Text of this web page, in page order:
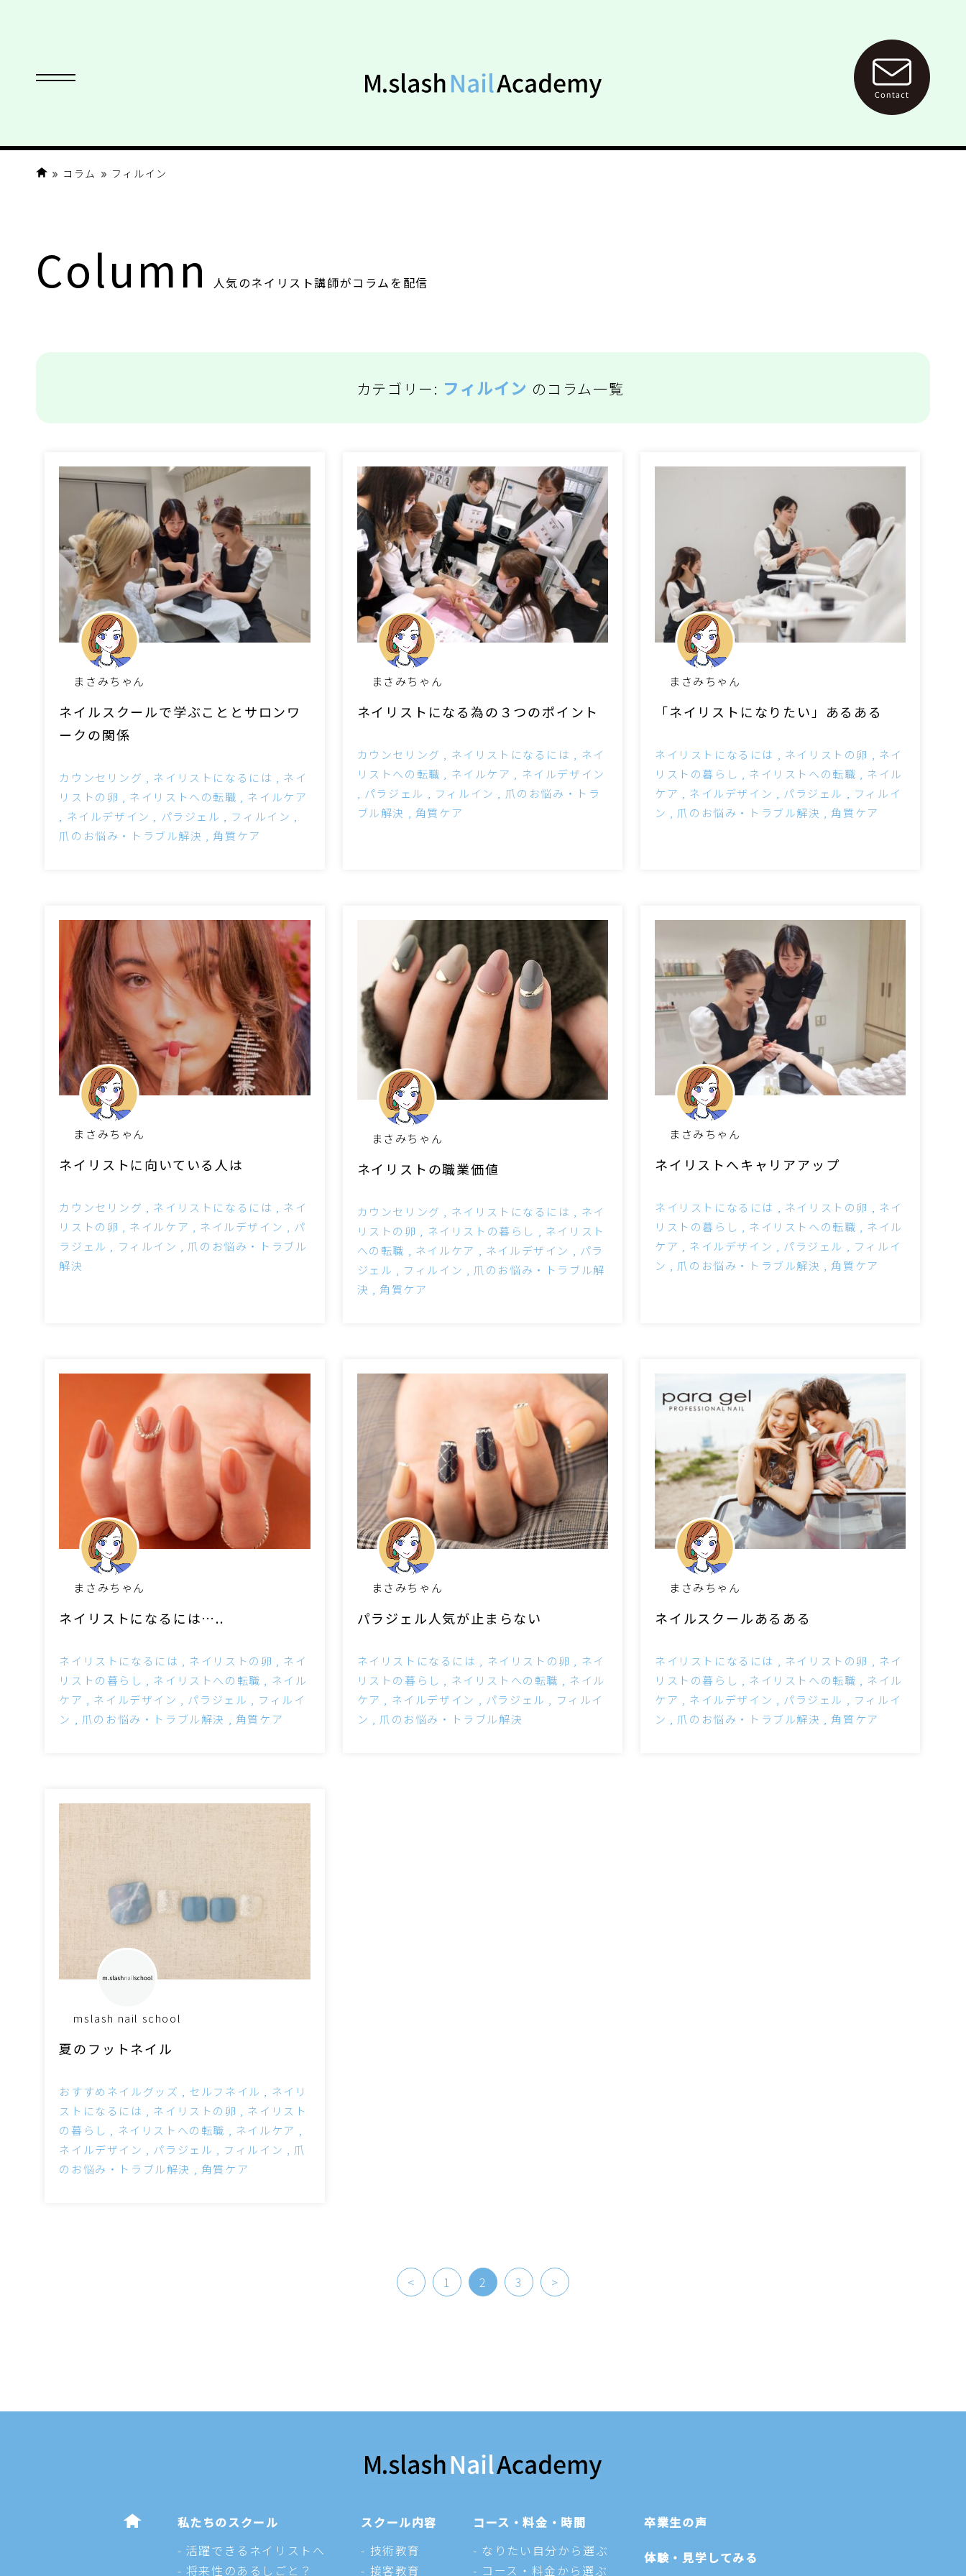
コラム フィルイン
Column 人気のネイリスト講師がコラムを配信
カテゴリー: フィルイン のコラム一覧
まさみちゃん
ネイルスクールで学ぶこととサロンワ
ークの関係
カウンセリング ネイリストになるには
ネイ
リストの卵
ネイリストへの転職
ネイルケア
ネイルデザイン
パラジェル
フィルイン
爪のお悩み・トラブル解決
角質ケア
まさみちゃん
ネイリストになる為の３つのポイント
カウンセリング ネイリストになるには
ネイ
リストへの転職
ネイルケア
ネイルデザイン
パラジェル
フィルイン
爪のお悩み・トラ
ブル解決
角質ケア
まさみちゃん
「ネイリストになりたい」あるある
ネイリストになるには ネイリストの卵
ネイ
リストの暮らし
ネイリストへの転職
ネイル
ケア
ネイルデザイン パラジェル
フィルイ
ン
爪のお悩み・トラブル解決 角質ケア
まさみちゃん
ネイリストに向いている人は
カウンセリング ネイリストになるには
ネイ
リストの卵
ネイルケア ネイルデザイン
パ
ラジェル
フィルイン
爪のお悩み・トラブル
解決
まさみちゃん
ネイリストの職業価値
カウンセリング ネイリストになるには
ネイ
リストの卵
ネイリストの暮らし
ネイリスト
への転職
ネイルケア ネイルデザイン
パラ
ジェル
フィルイン
爪のお悩み・トラブル解
決
角質ケア
まさみちゃん
ネイリストへキャリアアップ
ネイリストになるには ネイリストの卵
ネイ
リストの暮らし
ネイリストへの転職
ネイル
ケア
ネイルデザイン パラジェル
フィルイ
ン
爪のお悩み・トラブル解決 角質ケア
まさみちゃん
ネイリストになるには…..
ネイリストになるには ネイリストの卵
ネイ
リストの暮らし
ネイリストへの転職
ネイル
ケア
ネイルデザイン パラジェル
フィルイ
ン
爪のお悩み・トラブル解決 角質ケア
まさみちゃん
パラジェル人気が止まらない
ネイリストになるには ネイリストの卵
ネイ
リストの暮らし
ネイリストへの転職
ネイル
ケア
ネイルデザイン パラジェル
フィルイ
ン
爪のお悩み・トラブル解決
まさみちゃん
ネイルスクールあるある
ネイリストになるには ネイリストの卵
ネイ
リストの暮らし
ネイリストへの転職
ネイル
ケア
ネイルデザイン パラジェル
フィルイ
ン
爪のお悩み・トラブル解決 角質ケア
mslash nail school
夏のフットネイル
おすすめネイルグッズ セルフネイル
ネイリ
ストになるには
ネイリストの卵
ネイリスト
の暮らし
ネイリストへの転職
ネイルケア
ネイルデザイン
パラジェル フィルイン
爪
のお悩み・トラブル解決
角質ケア
< 1 2 3 >
私たちのスクール
活躍できるネイリストへ
将来性のあるしごと？
スクール内容
技術教育
接客教育
コース・料金・時間
なりたい自分から選ぶ
コース・料金から選ぶ
卒業生の声
体験・見学してみる